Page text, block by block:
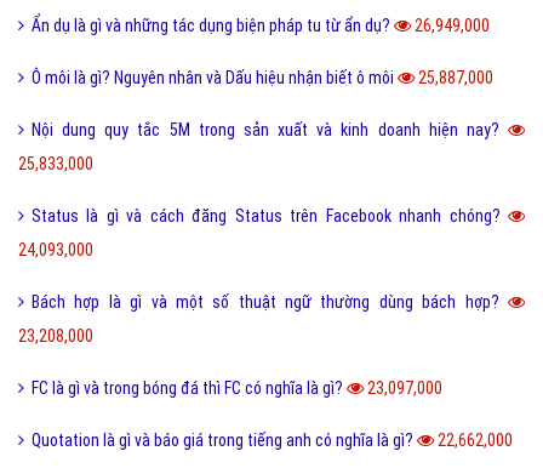
Ẩn dụ là gì và những tác dụng biện pháp tu từ ẩn dụ? 26,949,000
Ô môi là gì? Nguyên nhân và Dấu hiệu nhận biết ô môi 25,887,000
Nội dung quy tắc 5M trong sản xuất và kinh doanh hiện nay?
25,833,000
Status là gì và cách đăng Status trên Facebook nhanh chóng?
24,093,000
Bách hợp là gì và một số thuật ngữ thường dùng bách hợp?
23,208,000
FC là gì và trong bóng đá thì FC có nghĩa là gì? 23,097,000
Quotation là gì và báo giá trong tiếng anh có nghĩa là gì? 22,662,000